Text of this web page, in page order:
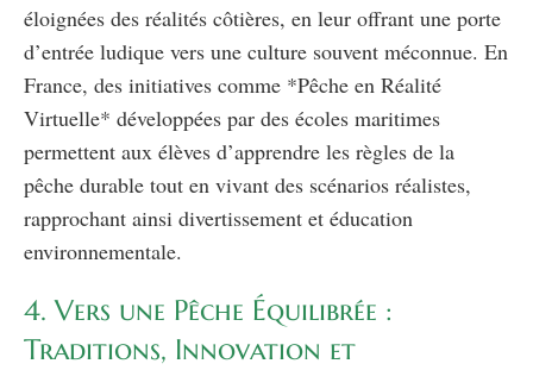
éloignées des réalités côtières, en leur offrant une porte
d’entrée ludique vers une culture souvent méconnue. En
France, des initiatives comme *Pêche en Réalité
Virtuelle* développées par des écoles maritimes
permettent aux élèves d’apprendre les règles de la
pêche durable tout en vivant des scénarios réalistes,
rapprochant ainsi divertissement et éducation
environnementale.
4. Vers une Pêche Équilibrée :
Traditions, Innovation et